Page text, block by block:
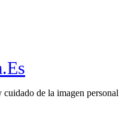
de la imagen personal